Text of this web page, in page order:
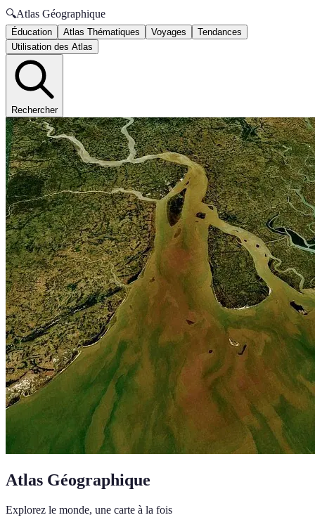
🔍Atlas Géographique
Éducation Atlas Thématiques Voyages
Tendances
Utilisation des Atlas
Rechercher
Atlas Géographique
Explorez le monde, une carte à la fois